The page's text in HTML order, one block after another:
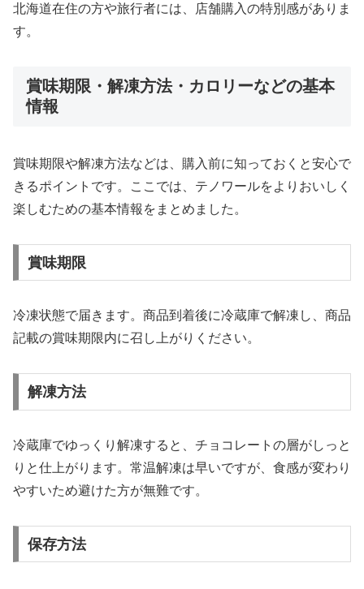
北海道在住の方や旅行者には、店舗購入の特別感がありま
す。
賞味期限・解凍方法・カロリーなどの基本
情報
賞味期限や解凍方法などは、購入前に知っておくと安心で
きるポイントです。ここでは、テノワールをよりおいしく
楽しむための基本情報をまとめました。
賞味期限
冷凍状態で届きます。商品到着後に冷蔵庫で解凍し、商品
記載の賞味期限内に召し上がりください。
解凍方法
冷蔵庫でゆっくり解凍すると、チョコレートの層がしっと
りと仕上がります。常温解凍は早いですが、食感が変わり
やすいため避けた方が無難です。
保存方法